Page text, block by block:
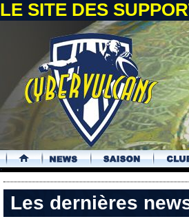
LE SITE DES
.
Les dernières